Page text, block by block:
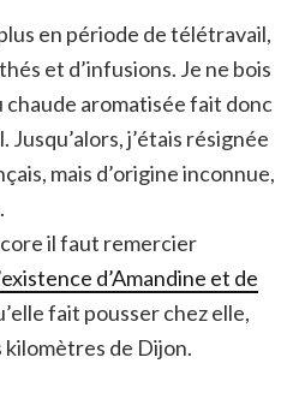
en période de télétravail,
et d’infusions. Je ne bois
chaude aromatisée fait donc
j’étais résignée
mais d’origine inconnue,
il faut remercier
d’Amandine et de
fait pousser chez elle,
kilomètres de Dijon.